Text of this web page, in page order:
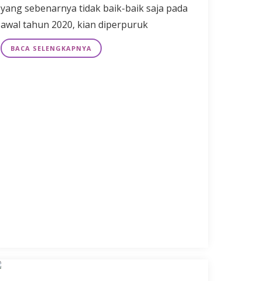
yang sebenarnya tidak baik-baik saja pada
awal tahun 2020, kian diperpuruk
BACA SELENGKAPNYA